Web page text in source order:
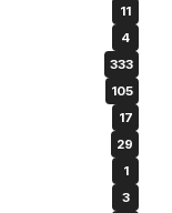
11
4
333
105
17
29
1
3